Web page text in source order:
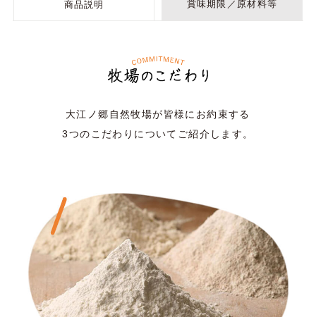
商品説明 賞味期限／原材料等
大江ノ郷自然牧場が皆様にお約束する
3つのこだわりについてご紹介します。